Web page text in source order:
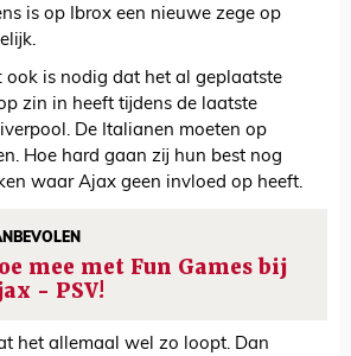
is op Ibrox een nieuwe zege op
ook is nodig dat het al geplaatste
zin in heeft tijdens de laatste
De Italianen moeten op
Hoe hard gaan zij hun best nog
waar Ajax geen invloed op heeft.
mee met Fun Games bij
- PSV!
het allemaal wel zo loopt. Dan